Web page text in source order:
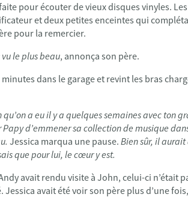
pour écouter de vieux disques vinyles.
et deux petites enceintes qui
pour la remercier.
vu le plus beau, annonça son père.
minutes dans le garage et revint les bras
qu’on a eu il y a quelques semaines avec ton
d’emmener sa collection de musique
Jessica marqua une pause. Bien sûr, il
que pour lui, le cœur y est.
avait rendu visite à John, celui-ci n’était
avait été voir son père plus d’une